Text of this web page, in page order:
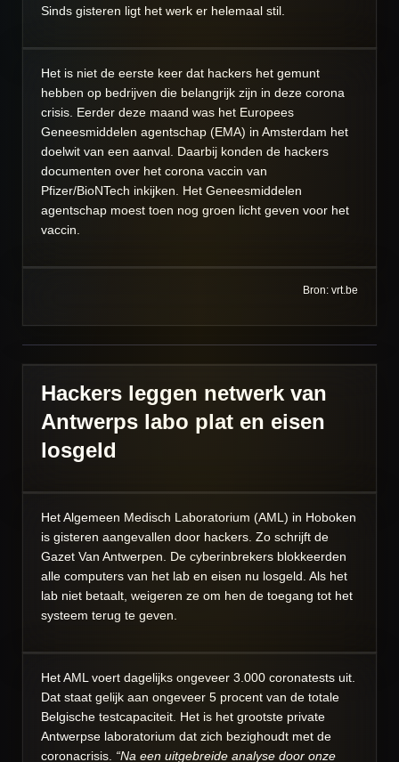
Sinds gisteren ligt het werk er helemaal stil.
Het is niet de eerste keer dat hackers het gemunt
hebben op bedrijven die belangrijk zijn in deze corona
crisis. Eerder deze maand was het Europees
Geneesmiddelen agentschap (EMA) in Amsterdam het
doelwit van een aanval. Daarbij konden de hackers
documenten over het corona vaccin van
Pfizer/BioNTech inkijken. Het Geneesmiddelen
agentschap moest toen nog groen licht geven voor het
vaccin.
Bron: vrt.be
Hackers leggen netwerk van
Antwerps labo plat en eisen
losgeld
Het Algemeen Medisch Laboratorium (AML) in Hoboken
is gisteren aangevallen door hackers. Zo schrijft de
Gazet Van Antwerpen. De cyberinbrekers blokkeerden
alle computers van het lab en eisen nu losgeld. Als het
lab niet betaalt, weigeren ze om hen de toegang tot het
systeem terug te geven.
Het AML voert dagelijks ongeveer 3.000 coronatests uit.
Dat staat gelijk aan ongeveer 5 procent van de totale
Belgische testcapaciteit. Het is het grootste private
Antwerpse laboratorium dat zich bezighoudt met de
coronacrisis. “Na een uitgebreide analyse door onze